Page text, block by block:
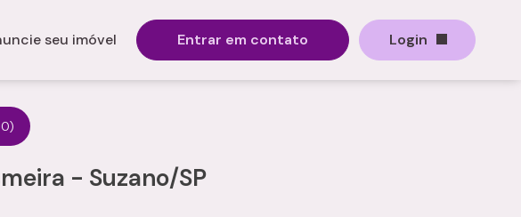
Login
Entrar em contato
seu imóvel
- Suzano/SP